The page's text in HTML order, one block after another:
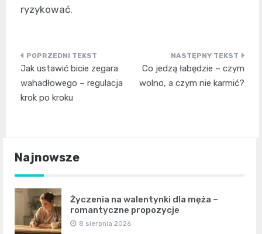
ryzykować.
Nawigacja
wpisu
Jak ustawić bicie zegara
wahadłowego – regulacja
krok po kroku
Co jedzą łabędzie – czym
wolno, a czym nie karmić?
Najnowsze
Życzenia na walentynki dla męża –
romantyczne propozycje
8 sierpnia 2026